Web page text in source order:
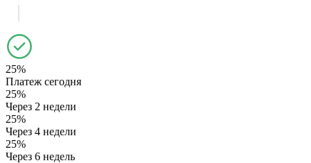
25%
Платеж сегодня
25%
Через 2 недели
25%
Через 4 недели
25%
Через 6 недель